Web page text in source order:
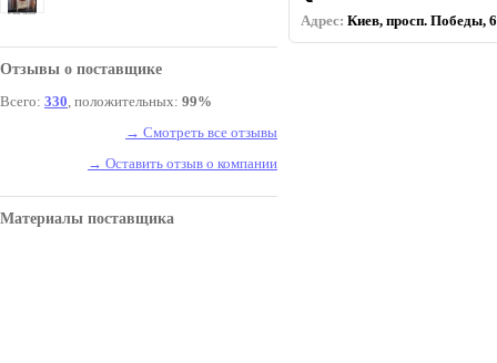
Отзывы о поставщике
Всего: 330, положительных: 99%
→ Смотреть все отзывы
→ Оставить отзыв о компании
Материалы поставщика
Адрес: Киев, просп. Победы,